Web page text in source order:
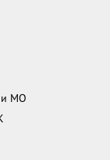
и МО